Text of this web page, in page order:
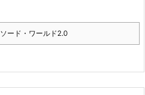
ソード・ワールド2.0